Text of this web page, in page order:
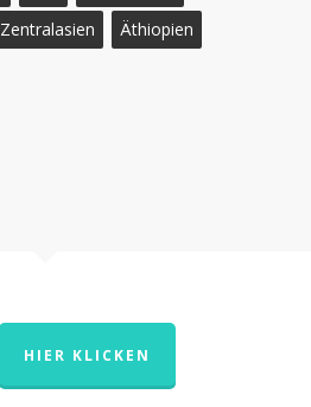
Zentralasien Äthiopien
HIER KLICKEN